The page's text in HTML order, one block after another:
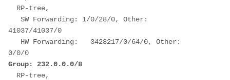
RP-tree,
SW Forwarding: 1/0/28/0, Other:
41037/41037/0
HW Forwarding:   3428217/0/64/0, Other:
0/0/0
Group: 232.0.0.0/8
RP-tree,